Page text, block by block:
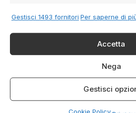
Gestisci 1493 fornitori Per saperne di
Accetta
Nega
Gestisci